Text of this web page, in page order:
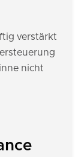
verstärkt
nicht